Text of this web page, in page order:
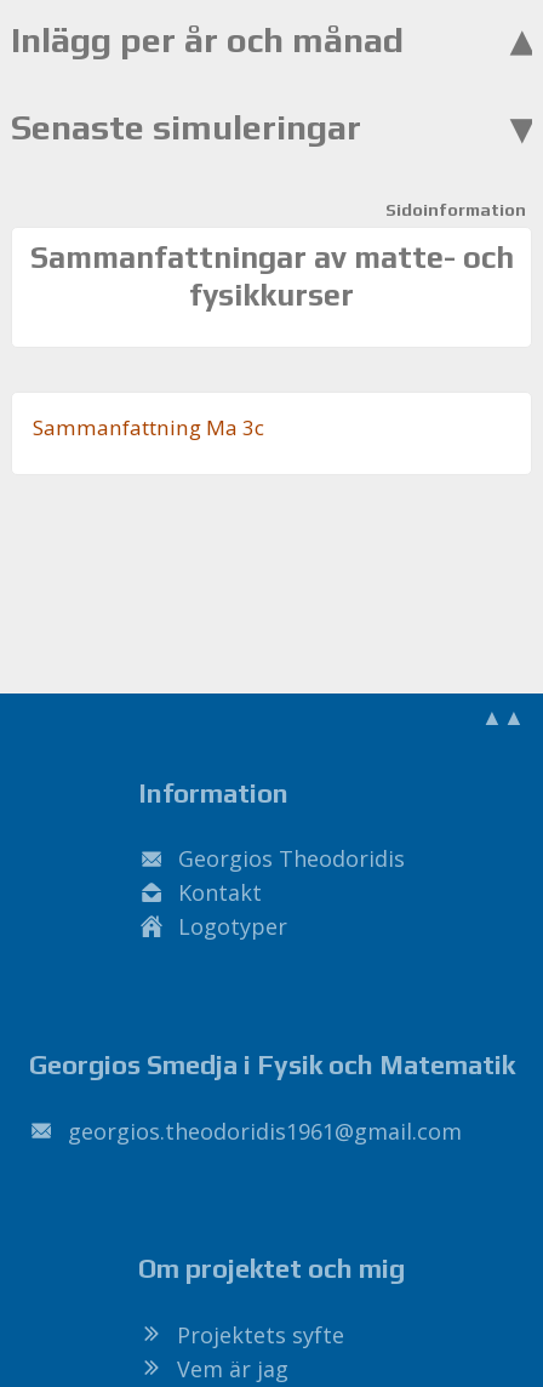
Inlägg per år och månad
Senaste simuleringar
Sidoinformation
Sammanfattningar av matte- och
fysikkurser
Sam­man­fatt­ning Ma 3c
▲▲
Information
Georgios Theodoridis
Kontakt
Logotyper
Georgios Smedja i Fysik och Matematik
moc
.
liamg
@
1691sidirodoeht.soigroeg
Om projektet och mig
Projektets syfte
Vem är jag